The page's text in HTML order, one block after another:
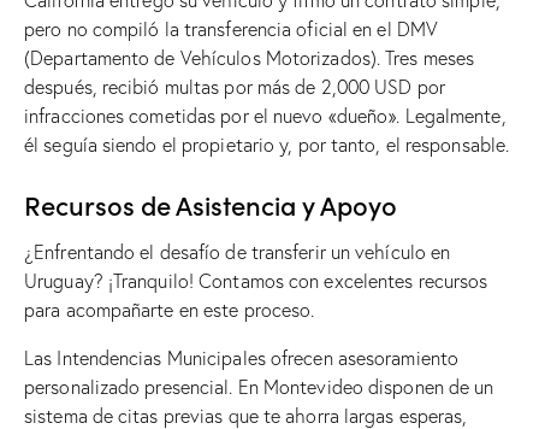
pero no compiló la transferencia oficial en el DMV
(Departamento de Vehículos Motorizados). Tres meses
después, recibió multas por más de 2,000 USD por
infracciones cometidas por el nuevo «dueño». Legalmente,
él seguía siendo el propietario y, por tanto, el responsable.
Recursos de Asistencia y Apoyo
¿Enfrentando el desafío de transferir un vehículo en
Uruguay? ¡Tranquilo! Contamos con excelentes recursos
para acompañarte en este proceso.
Las Intendencias Municipales ofrecen asesoramiento
personalizado presencial. En Montevideo disponen de un
sistema de citas previas que te ahorra largas esperas,